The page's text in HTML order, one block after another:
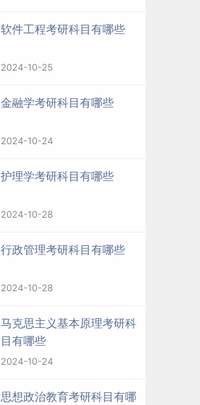
软件工程考研科目有哪些
2024-10-25
金融学考研科目有哪些
2024-10-24
护理学考研科目有哪些
2024-10-28
行政管理考研科目有哪些
2024-10-28
马克思主义基本原理考研科
目有哪些
2024-10-24
思想政治教育考研科目有哪